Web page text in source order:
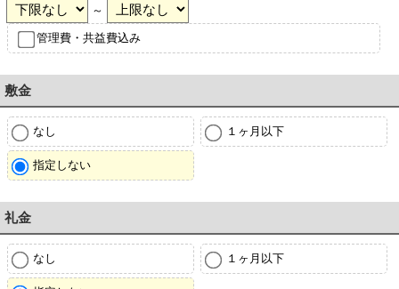
～
管理費・共益費込み
敷金
なし １ヶ月以下
指定しない
礼金
なし １ヶ月以下